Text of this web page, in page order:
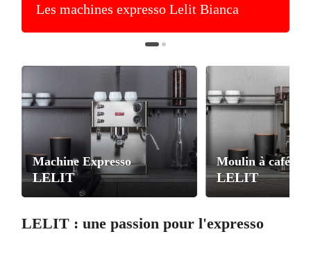
Les machines expresso Lelit Bianca
Machine Expresso
LELIT
Moulin à café
LELIT
LELIT : une passion pour l'expresso